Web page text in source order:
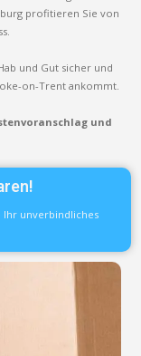
profitieren Sie von
und Gut sicher und
on-Trent ankommt.
und
Ihr unverbindliches